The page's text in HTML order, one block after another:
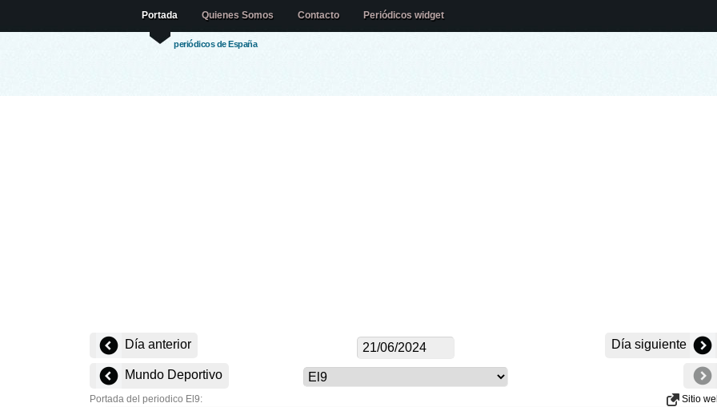
periódicos de España
Portada Quienes Somos Contacto Periódicos widget
Día anterior Día siguiente
Mundo Deportivo
Portada del periodico El9: Sitio